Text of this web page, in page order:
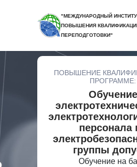
"МЕЖДУНАРОДНЫЙ
ПОВЫШЕНИЯ
ПЕРЕПОДГОТОВКИ"
ПОВЫШЕНИЕ
ПРОГРАММЕ:
Обучение
персонала
группы
Обучение на